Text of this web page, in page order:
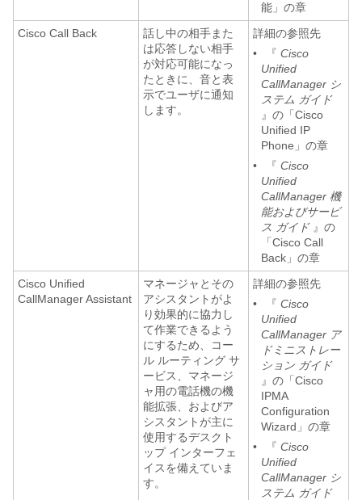
能」の章
Cisco Call Back
話し中の相手また
は応答しない相手
が対応可能になっ
たときに、音と表
示でユーザに通知
します。
詳細の参照先
•
『 Cisco
Unified
CallManager シ
ステム ガイド
』の「Cisco
Unified IP
Phone」の章
•
『 Cisco
Unified
CallManager 機
能およびサービ
ス ガイド』の
「Cisco Call
Back」の章
Cisco Unified
CallManager Assistant
マネージャとその
アシスタントがよ
り効果的に協力し
て作業できるよう
にするため、コー
ル ルーティング サ
ービス、マネージ
ャ用の電話機の機
能拡張、およびア
シスタントが主に
使用するデスクト
ップ インターフェ
イスを備えていま
す。
詳細の参照先
•
『 Cisco
Unified
CallManager ア
ドミニストレー
ション ガイド
』の「Cisco
IPMA
Configuration
Wizard」の章
•
『 Cisco
Unified
CallManager シ
ステム ガイド